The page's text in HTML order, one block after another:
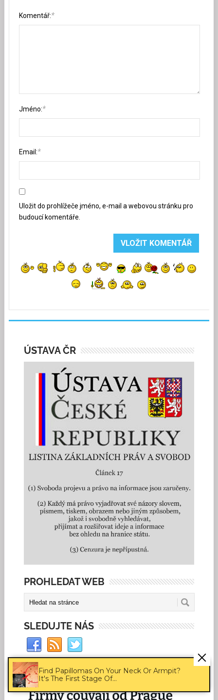
Komentář:*
Jméno:*
Email:*
Uložit do prohlížeče jméno, e-mail a webovou stránku pro
budoucí komentáře.
Find Papillomas On Your Neck Or Armpit?
It's The First Stage Of...
ÚSTAVA ČR
PROHLEDAT WEB
SLEDUJTE NÁS
FLASH